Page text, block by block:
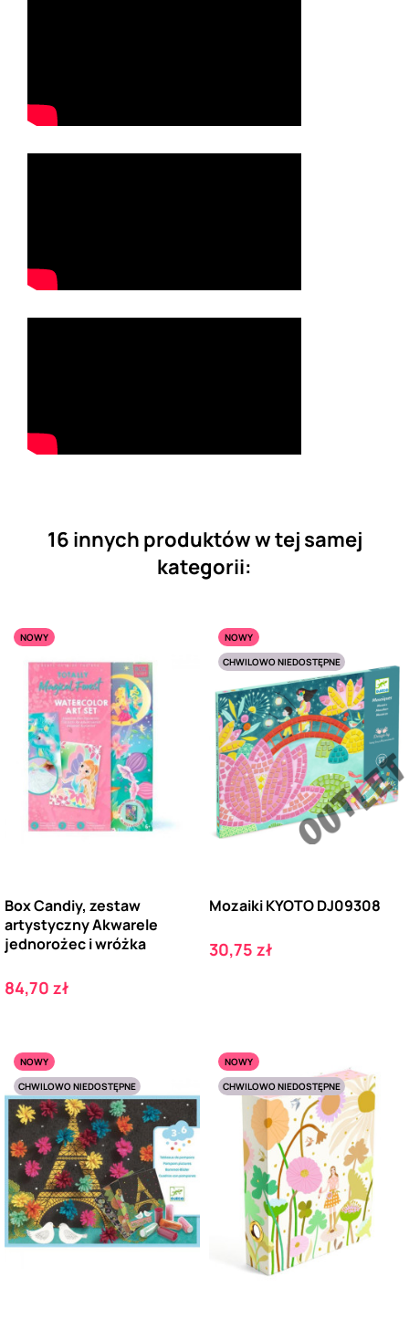
16 innych produktów w tej samej
kategorii:
NOWY
Box Candiy, zestaw
artystyczny Akwarele
jednorożec i wróżka
Cena
84,70 zł
NOWY
CHWILOWO NIEDOSTĘPNE
Mozaiki KYOTO DJ09308
Cena
30,75 zł
NOWY
CHWILOWO NIEDOSTĘPNE
NOWY
CHWILOWO NIEDOSTĘPNE